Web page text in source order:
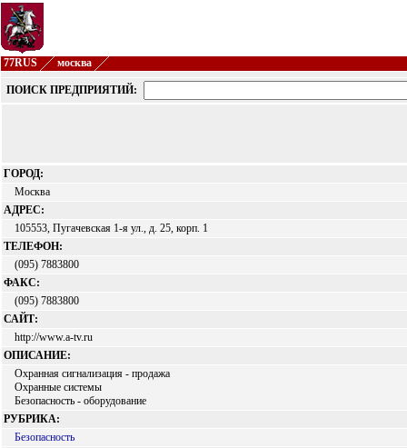
77RUS москва
ПОИСК ПРЕДПРИЯТИЙ:
ГОРОД:
Москва
АДРЕС:
105553, Пугачевская 1-я ул., д. 25, корп. 1
ТЕЛЕФОН:
(095) 7883800
ФАКС:
(095) 7883800
САЙТ:
http://www.a-tv.ru
ОПИСАНИЕ:
Охранная сигнализация - продажа
Охранные системы
Безопасность - оборудование
РУБРИКА:
Безопасность